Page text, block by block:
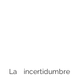
La